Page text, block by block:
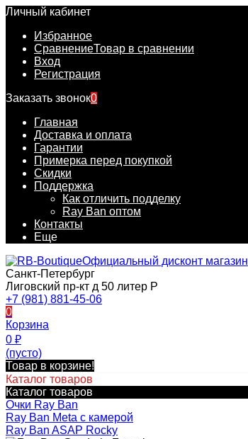
Личный кабинет
Избранное
СравнениеТовар в сравнении
Вход
Регистрация
Заказать звонок0
Главная
Доставка и оплата
Гарантии
Примерка перед покупкой
Скидки
Поддержка
Как отличить подделку
Ray Ban оптом
Контакты
Еще
Официальный дисконт магазин
Санкт-Петербург
Лиговский пр-кт д 50 литер Р
+7 (981) 881-45-06
0
Корзина
0 ₽
(пусто)
Товар в корзине!
Каталог товаров
Каталог товаров
Очки Ray Ban
Ray Ban Meta с камерой
Ray Ban ASAP Rocky